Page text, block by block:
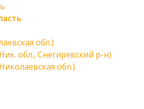
обл.)
обл., Снегиревский р-н)
обл.)